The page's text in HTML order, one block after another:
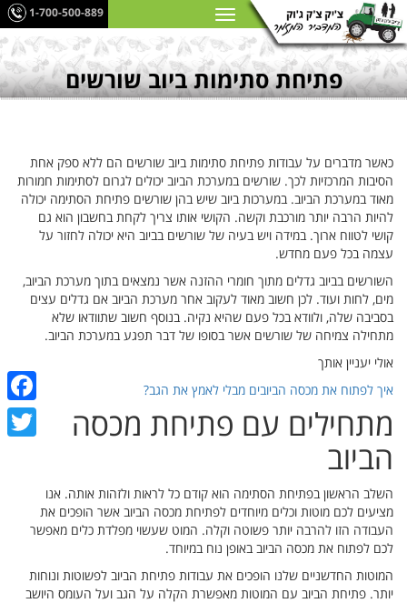
1-700-500-889
פתיחת סתימות ביוב שורשים
כאשר מדברים על עבודות פתיחת סתימות ביוב שורשים הם ללא ספק אחת
הסיבות המרכזיות לכך. שורשים במערכת הביוב יכולים לגרום לסתימות חמורות
מאוד במערכת הביוב. במערכות ביוב שיש בהן שורשים פתיחת הסתימה יכולה
להיות הרבה יותר מורכבת וקשה. הקושי אותו צריך לקחת בחשבון הוא גם
קושי לטווח ארוך. במידה ויש בעיה של שורשים בביוב היא יכולה לחזור על
עצמה בכל פעם מחדש.
השורשים בביוב גדלים מתוך חומרי ההזנה אשר נמצאים בתוך מערכת הביוב,
מים, לחות ועוד. לכן חשוב מאוד לעקוב אחר מערכת הביוב אם גדלים עצים
בסביבה שלה, ולוודא בכל פעם שהיא נקיה. בנוסף חשוב שתוודאו שלא
מתחילה צמיחה של שורשים אשר בסופו של דבר תפגע במערכת הביוב.
אולי יעניין אותך
איך לפתוח את מכסה הביובים מבלי לאמץ את הגב?
מתחילים עם פתיחת מכסה
הביוב
השלב הראשון בפתיחת הסתימה הוא קודם כל לראות ולזהות אותה. אנו
מציעים לכם מוטות וכלים מיוחדים לפתיחת מכסה הביוב אשר הופכים את
העבודה הזו להרבה יותר פשוטה וקלה. המוט שעשוי מפלדת כלים מאפשר
לכם לפתוח את מכסה הביוב באופן נוח במיוחד.
המוטות החדשניים שלנו הופכים את עבודות פתיחת הביוב לפשוטות ונוחות
יותר. פתיחת הביוב עם המוטות מאפשרת הקלה על הגב ועל העומס היושב